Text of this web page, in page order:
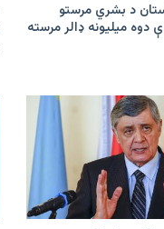
د بشري مرستو
دوه میلیونه ډالر مرسته